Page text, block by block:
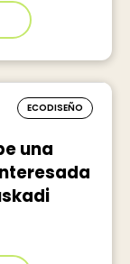
ECODISEÑO
una